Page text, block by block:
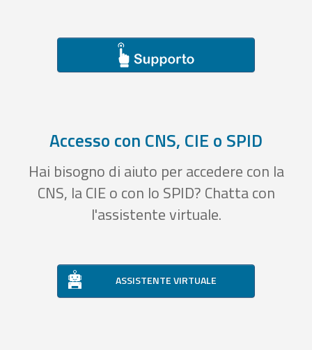
Accesso con CNS, CIE o SPID
Hai bisogno di aiuto per accedere con la
CNS, la CIE o con lo SPID? Chatta con
l'assistente virtuale.
ASSISTENTE VIRTUALE